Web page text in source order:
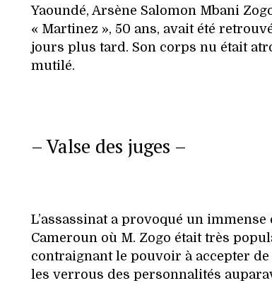
Yaoundé, Arsène Salomon Mbani
« Martinez », 50 ans, avait été
jours plus tard. Son corps nu était
mutilé.
– Valse des juges –
L’assassinat a provoqué un immense
Cameroun où M. Zogo était très
contraignant le pouvoir à accepter
les verrous des personnalités